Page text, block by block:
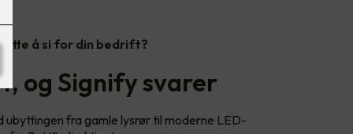
å si for din bedrift?
og Signify svarer
fra gamle lysrør til moderne LED-